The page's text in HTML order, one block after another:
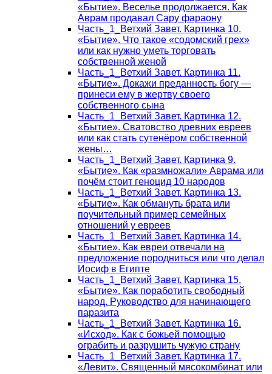
«Бытие». Веселье продолжается. Как
Аврам продавал Сару фараону
Часть_1_Ветхий Завет. Картинка 10.
«Бытие». Что такое «содомский грех»
или как нужно уметь торговать
собственной женой
Часть_1_Ветхий Завет. Картинка 11.
«Бытие». Докажи преданность богу —
принеси ему в жертву своего
собственного сына
Часть_1_Ветхий Завет. Картинка 12.
«Бытие». Сватовство древних евреев
или как стать сутенёром собственной
жены…
Часть_1_Ветхий Завет. Картинка 9.
«Бытие». Как «размножали» Аврама или
почём стоит геноцид 10 народов
Часть_1_Ветхий Завет. Картинка 13.
«Бытие». Как обмануть брата или
поучительный пример семейных
отношений у евреев
Часть_1_Ветхий Завет. Картинка 14.
«Бытие». Как евреи отвечали на
предложение породниться или что делал
Иосиф в Египте
Часть_1_Ветхий Завет. Картинка 15.
«Бытие». Как поработить свободный
народ. Руководство для начинающего
паразита
Часть_1_Ветхий Завет. Картинка 16.
«Исход». Как с божьей помощью
ограбить и разрушить чужую страну
Часть_1_Ветхий Завет. Картинка 17.
«Левит». Священный мясокомбинат или